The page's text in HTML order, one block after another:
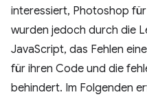
interessiert, Photoshop
wurden jedoch durch die
JavaScript, das Fehlen
für ihren Code und die
behindert. Im Folgenden